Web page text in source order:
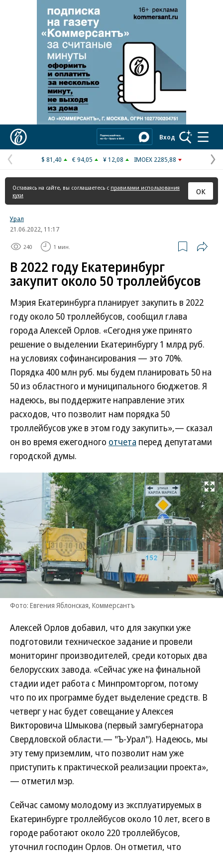
Реклама в «Ъ» www.kommersant.ru/ad
Вход
Предыдущая
страница
$ 81,40 € 94,05 ¥ 12,08 IMOEX 2285,88
Оставаясь на сайте, вы соглашаетесь с правилами использования
куки
ОК
Урал
21.06.2022, 11:17
240 1 мин.
В 2022 году Екатеринбург
закупит около 50 троллейбусов
Мэрия Екатеринбурга планирует закупить в 2022
году около 50 троллейбусов, сообщил глава
города Алексей Орлов. «Сегодня уже принято
решение о выделении Екатеринбургу 1 млрд руб.
на условиях софинансирования — это 70%.
Порядка 400 млн руб. мы будем планировать 50 на
50 из областного и муниципального бюджетов. Я
надеюсь, вы поддержите направление этих
расходов, что позволит нам порядка 50
троллейбусов уже в этом году закупить»,— сказал
он во время ежегодного отчета перед депутатами
городской думы.
Развернуть
Фото: Евгения Яблонская, Коммерсантъ
Алексей Орлов добавил, что для закупки уже
подготовили техническое задание и провели
мониторинг производителей, среди которых два
белорусских завода. «Сейчас уже на финальной
стадии идет работа с Минпромторгом, потому
что по их программе будет выделение средств. В
четверг у нас будет совещание у Алексея
Викторовича Шмыкова (первый замгубернатора
Свердловской области.— "Ъ-Урал"). Надеюсь, мы
эту тему приземлим, что позволит нам уже
приступить к практической реализации проекта»,
— отметил мэр.
Сейчас самому молодому из эксплуатируемых в
Екатеринбурге троллейбусов около 10 лет, всего в
городе работают около 220 троллейбусов,
уточнил господин Орлов. Он отметил, что